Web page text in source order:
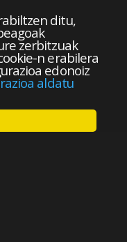
ditu,
zerbitzuak
n erabilera
edonoiz
aldatu